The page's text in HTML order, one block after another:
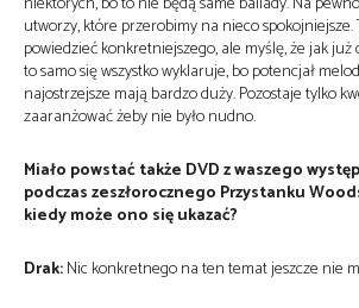
utworzy, które przerobimy na nieco
powiedzieć konkretniejszego, ale myślę, że jak
to samo się wszystko wyklaruje, bo potencjał
najostrzejsze mają bardzo duży. Pozostaje tylko
zaaranżować żeby nie było nudno.
Miało powstać także DVD z waszego
podczas zeszłorocznego Przystanku
kiedy może ono się ukazać?
Drak:Nic konkretnego na ten temat jeszcze nie